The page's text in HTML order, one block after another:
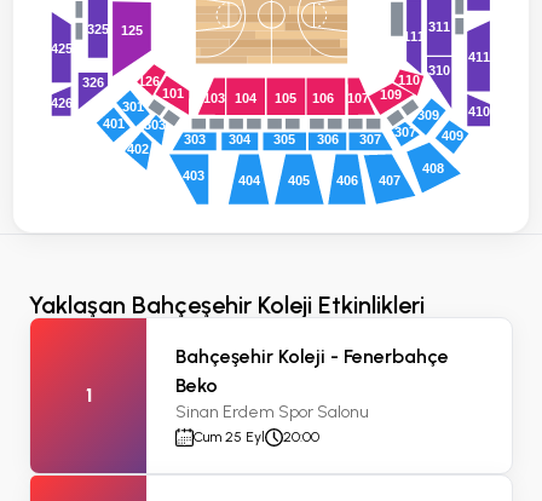
125
126
101
103 104 105 106 107 109
110
301
303
303
304 305 306 307 307
309
401
402
403
404 405 406 407
408
409
426
425
326
325
111
310
311
410
411
Yaklaşan Bahçeşehir Koleji Etkinlikleri
1
Bahçeşehir Koleji - Fenerbahçe
Beko
Sinan Erdem Spor Salonu
Cum 25 Eyl 20:00